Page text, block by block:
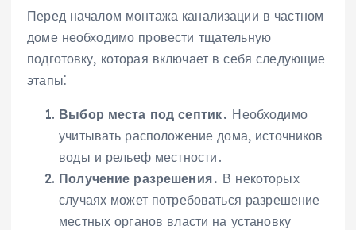
Перед началом монтажа канализации в частном
доме необходимо провести тщательную
подготовку, которая включает в себя следующие
этапы⁚
Выбор места под септик․ Необходимо
учитывать расположение дома, источников
воды и рельеф местности․
Получение разрешения․ В некоторых
случаях может потребоваться разрешение
местных органов власти на установку